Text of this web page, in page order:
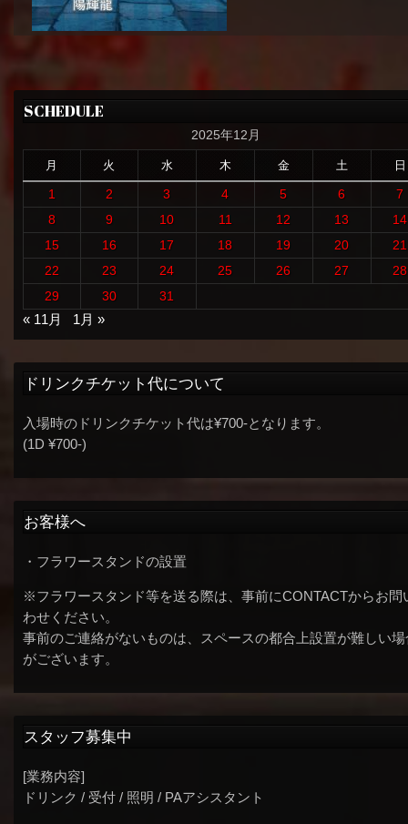
SCHEDULE
2025年12月
月 火 水 木 金 土 日
1 2 3 4 5 6
7
8
9 10 11 12 13
14
15
16 17 18 19 20
21
22
23 24 25 26 27
28
29
30
31
« 11月
1月 »
ドリンクチケット代について
入場時のドリンクチケット代は¥700-となります。
(1D ¥700-)
お客様へ
・フラワースタンドの設置
※フラワースタンド等を送る際は、事前にCONTACTからお問
わせください。
事前のご連絡がないものは、スペースの都合上設置が難しい場
がございます。
スタッフ募集中
[業務内容]
ドリンク / 受付 / 照明 / PAアシスタント